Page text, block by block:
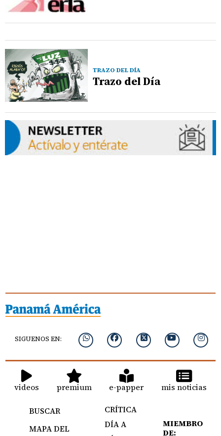
TRAZO DEL DÍA
Trazo del Día
SIGUENOS EN:
videos premium e-papper mis noticias
BUSCAR
MAPA DEL
CRÍTICA
DÍA A
MIEMBRO
DE: